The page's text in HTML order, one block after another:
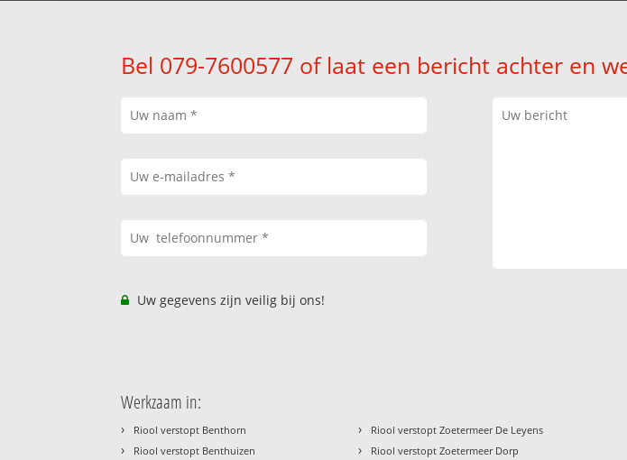
Bel 079-7600577 of laat een bericht achter en
Uw gegevens zijn veilig bij ons!
Werkzaam in:
› Riool verstopt Benthorn
› Riool verstopt Benthuizen
› Riool verstopt Zoetermeer De Leyens
› Riool verstopt Zoetermeer Dorp